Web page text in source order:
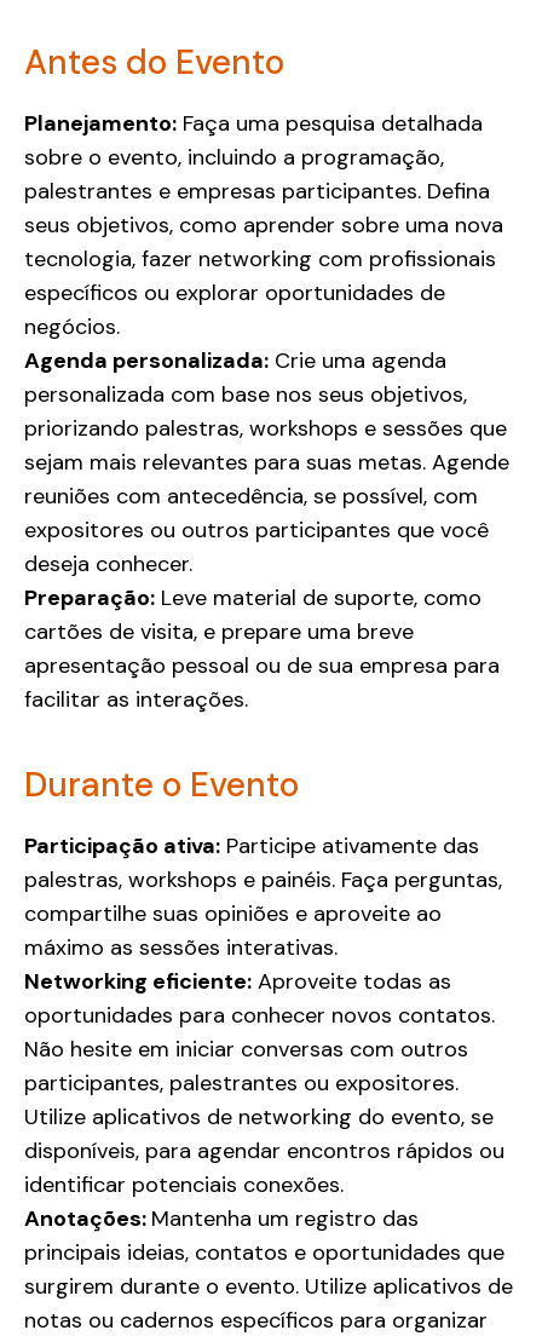
Antes do Evento
Planejamento: Faça uma pesquisa detalhada
sobre o evento, incluindo a programação,
palestrantes e empresas participantes. Defina
seus objetivos, como aprender sobre uma nova
tecnologia, fazer networking com profissionais
específicos ou explorar oportunidades de
negócios.
Agenda personalizada: Crie uma agenda
personalizada com base nos seus objetivos,
priorizando palestras, workshops e sessões que
sejam mais relevantes para suas metas. Agende
reuniões com antecedência, se possível, com
expositores ou outros participantes que você
deseja conhecer.
Preparação: Leve material de suporte, como
cartões de visita, e prepare uma breve
apresentação pessoal ou de sua empresa para
facilitar as interações.
Durante o Evento
Participação ativa: Participe ativamente das
palestras, workshops e painéis. Faça perguntas,
compartilhe suas opiniões e aproveite ao
máximo as sessões interativas.
Networking eficiente: Aproveite todas as
oportunidades para conhecer novos contatos.
Não hesite em iniciar conversas com outros
participantes, palestrantes ou expositores.
Utilize aplicativos de networking do evento, se
disponíveis, para agendar encontros rápidos ou
identificar potenciais conexões.
Anotações: Mantenha um registro das
principais ideias, contatos e oportunidades que
surgirem durante o evento. Utilize aplicativos de
notas ou cadernos específicos para organizar